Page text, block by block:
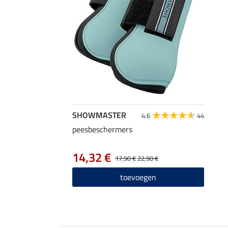
SHOWMASTER 4.6 44
peesbeschermers
17,90 €22,90 €
14,32 €
toevoegen